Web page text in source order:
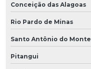
Conceição das Alagoas
Rio Pardo de Minas
Santo Antônio do Monte
Pitangui